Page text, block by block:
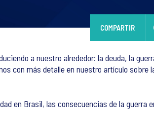
COMPARTIR
a nuestro alrededor: la deuda, la
con más detalle en nuestro artículo sobre
en Brasil, las consecuencias de la guerra